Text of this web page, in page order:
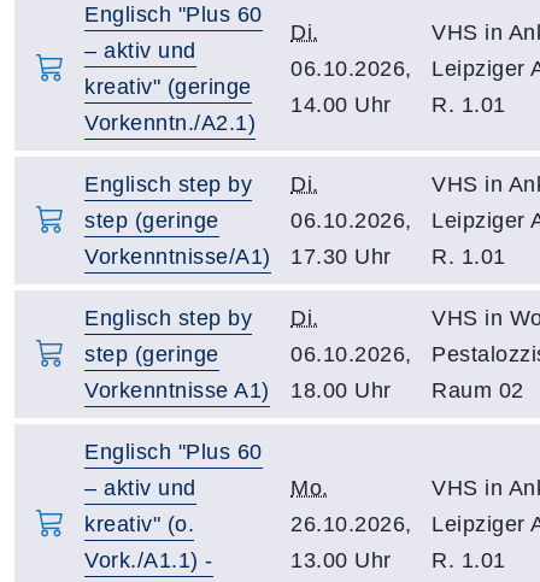
Englisch "Plus 60
– aktiv und
kreativ" (geringe
Vorkenntn./A2.1)
Di.
06.10.2026,
14.00 Uhr
VHS in
Leipziger
R. 1.01
Englisch step by
step (geringe
Vorkenntnisse/A1)
Di.
06.10.2026,
17.30 Uhr
VHS in
Leipziger
R. 1.01
Englisch step by
step (geringe
Vorkenntnisse A1)
Di.
06.10.2026,
18.00 Uhr
VHS in
Raum 02
Englisch "Plus 60
– aktiv und
kreativ" (o.
Vork./A1.1) -
Mo.
26.10.2026,
13.00 Uhr
VHS in
Leipziger
R. 1.01